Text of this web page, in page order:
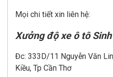
Mọi chi tiết xin liên hệ:
Xưởng độ xe ô tô
Đc: 333D/11 Nguyễn Văn
Kiều, Tp Cần Thơ